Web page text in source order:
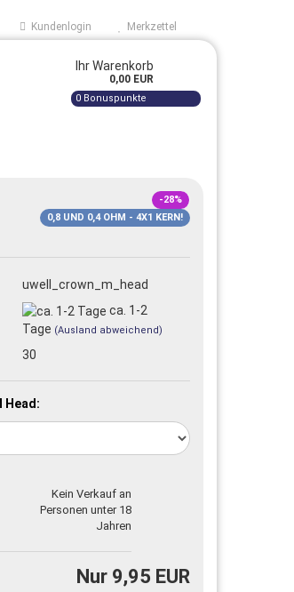
Kundenlogin Merkzettel
Ihr Warenkorb
0,00 EUR
0 Bonuspunkte
-28%
0,8 UND 0,4 OHM - 4X1 KERN!
uwell_crown_m_head
ca. 1-2
Tage (Ausland abweichend)
30
Head:
Kein Verkauf an
Personen unter 18
Jahren
Nur 9,95 EUR